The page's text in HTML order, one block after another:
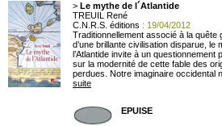
> Le mythe de l´Atlantide
TREUIL René
C.N.R.S. éditions : 19/04/2012
Traditionnellement associé à la quête
d’une brillante civilisation disparue, le
l’Atlantide invite à un questionnement
sur la modernité de cette fable des
perdues. Notre imaginaire occidental
suite
EPUISE